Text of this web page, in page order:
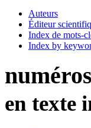
Auteurs
Éditeur
Index de mots-
Index by
numéros
en texte